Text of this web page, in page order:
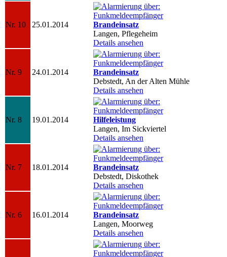
Nr. 10 25.01.2014
Brandeinsatz
Langen, Pflegeheim
Details ansehen
Nr. 9 24.01.2014
Brandeinsatz
Debstedt, An der Alten Mühle
Details ansehen
Nr. 8 19.01.2014
Hilfeleistung
Langen, Im Sickviertel
Details ansehen
Nr. 7 18.01.2014
Brandeinsatz
Debstedt, Diskothek
Details ansehen
Nr. 6 16.01.2014
Brandeinsatz
Langen, Moorweg
Details ansehen